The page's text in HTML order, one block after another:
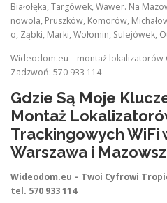
Białołęka, Targówek, Wawer. Na
nowola, Pruszków, Komorów,
o, Ząbki, Marki, Wołomin, Sulejówek,
Wideodom.eu – montaż lokalizatorów
Zadzwoń: 570 933 114
Gdzie Są Moje
Montaż
Trackingowych WiFi
Warszawa i
Wideodom.eu – Twoi Cyfrowi
tel. 570 933 114